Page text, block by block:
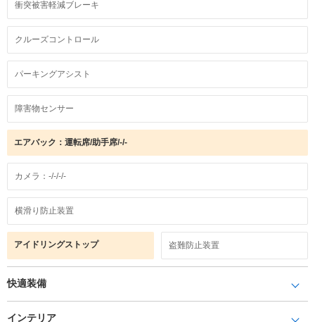
衝突被害軽減ブレーキ
クルーズコントロール
パーキングアシスト
障害物センサー
エアバック：運転席/助手席/-/-
カメラ：-/-/-/-
横滑り防止装置
アイドリングストップ 盗難防止装置
快適装備
インテリア